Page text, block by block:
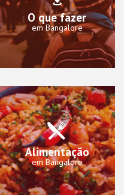
O que fazer
em Bangalore
Alimentação
em Bangalore